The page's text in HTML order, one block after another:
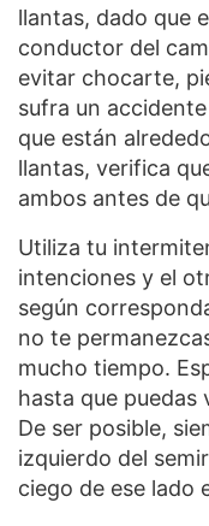
llantas, dado que
conductor del
evitar chocarte,
sufra un
que están
llantas, verifica
ambos antes de
Utiliza tu
intenciones y el
según
no te
mucho tiempo.
hasta que puedas
De ser posible,
izquierdo del
ciego de ese lado